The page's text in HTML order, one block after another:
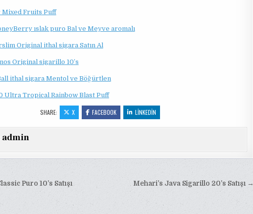
Mixed Fruits Puff
ıslak puro Bal ve Meyve aromalı
Original ithal sigara Satın Al
Original sigarillo 10’s
ithal sigara Mentol ve Böğürtlen
Ultra Tropical Rainbow Blast Puff
SHARE: X FACEBOOK LINKEDIN
admin
Mehari’s Java Sigarillo 20’s Satışı →
Puro 10’s Satışı